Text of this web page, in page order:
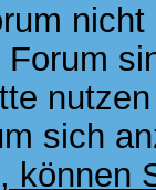
sich
können